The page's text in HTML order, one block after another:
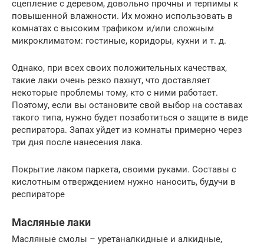
сцепление с деревом, довольно прочны и терпимы к
повышенной влажности. Их можно использовать в
комнатах с высоким трафиком и/или сложным
микроклиматом: гостиные, коридоры, кухни и т. д.
Однако, при всех своих положительных качествах,
такие лаки очень резко пахнут, что доставляет
некоторые проблемы тому, кто с ними работает.
Поэтому, если вы остановите свой выбор на составах
такого типа, нужно будет позаботиться о защите в виде
респиратора. Запах уйдет из комнаты примерно через
три дня после нанесения лака.
Покрытие лаком паркета, своими руками. Составы с
кислотным отверждением нужно наносить, будучи в
респираторе
Масляные лаки
Масляные смолы – уретаналкидные и алкидные,